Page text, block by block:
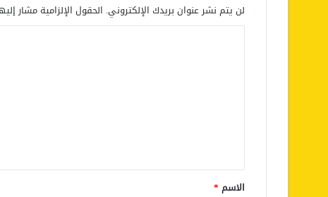
لن يتم نشر عنوان بريدك الإلكتروني. الحقول الإلزامية مشار
*
الاسم *